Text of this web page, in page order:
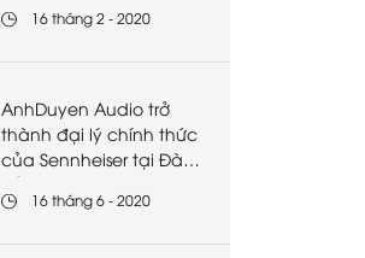
16 tháng 2 - 2020
AnhDuyen Audio trở
thành đại lý chính thức
của Sennheiser tại Đà
16 tháng 6 - 2020